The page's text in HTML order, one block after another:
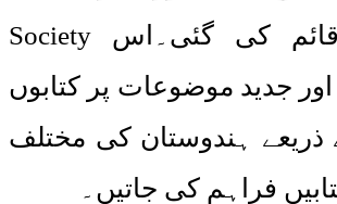
Translation‘‘قائم کی گئی۔اس Society
جدید موضوعات پر کتابوں
ذریعے ہندوستان کی مختلف
فراہم کی جاتیں۔